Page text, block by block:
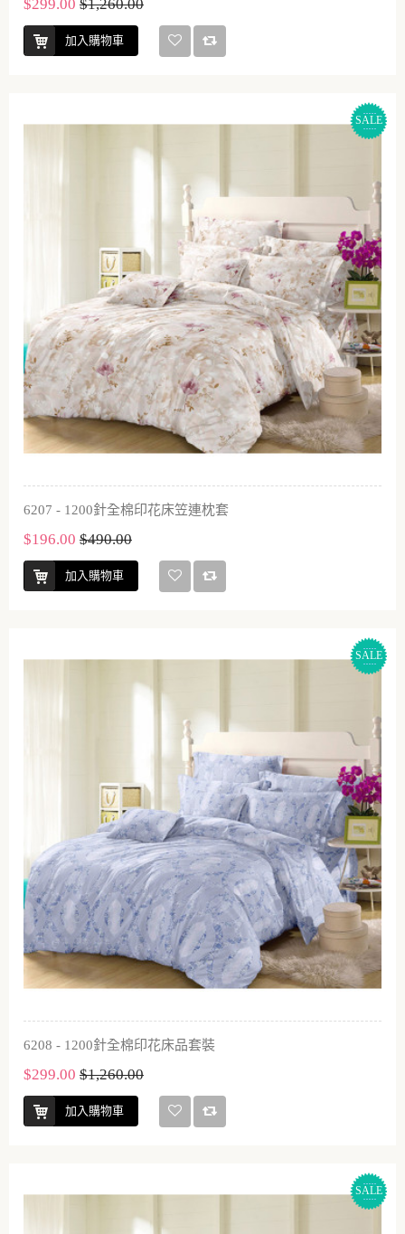
$299.00 $1,260.00
加入購物車
SALE
6207 - 1200針全棉印花床笠連枕套
$196.00 $490.00
加入購物車
SALE
6208 - 1200針全棉印花床品套裝
$299.00 $1,260.00
加入購物車
SALE